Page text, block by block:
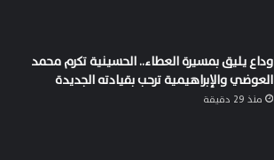
وداع يليق بمسيرة العطاء.. الحسينية تكرم محمد
العوضي والإبراهيمية ترحب بقيادته الجديدة
منذ 29 دقيقة